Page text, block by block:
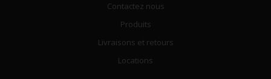
Contactez nous
Produits
Livraisons et retours
Locations